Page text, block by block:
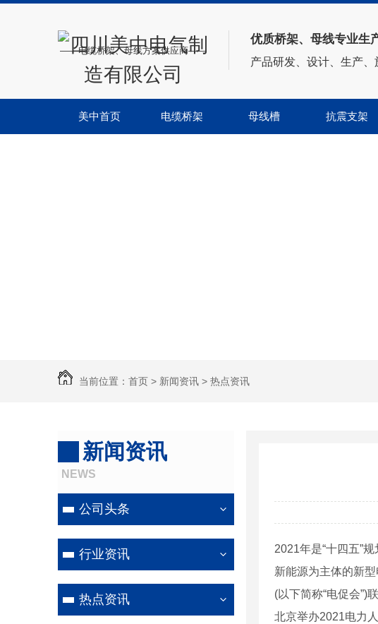
——电缆桥架、母线方案供应商——
优质桥架、母线专业生
产品研发、设计、生产
美中首页 电缆桥架 母线槽 抗震支架
当前位置： 首页 > 新闻资讯 > 热点资讯
新闻资讯
NEWS
公司头条
行业资讯
热点资讯
2021年是“十四五”
新能源为主体的新
(以下简称“电促会”)
北京举办2021电力